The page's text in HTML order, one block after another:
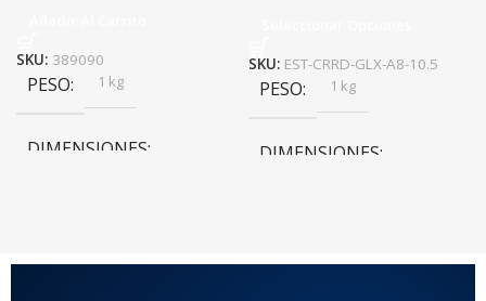
SKU: 389090
PESO 1 kg
DIMENSIONES
SKU: EST-CRRD-GLX-A8-10.5
PESO 1 kg
DIMENSIONES
COLOR